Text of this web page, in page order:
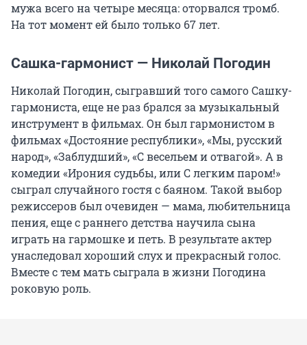
мужа всего на четыре месяца: оторвался тромб.
На тот момент ей было только 67 лет.
Сашка-гармонист — Николай Погодин
Николай Погодин, сыгравший того самого Сашку-
гармониста, еще не раз брался за музыкальный
инструмент в фильмах. Он был гармонистом в
фильмах «Достояние республики», «Мы, русский
народ», «Заблудший», «С весельем и отвагой». А в
комедии «Ирония судьбы, или С легким паром!»
сыграл случайного гостя с баяном. Такой выбор
режиссеров был очевиден — мама, любительница
пения, еще с раннего детства научила сына
играть на гармошке и петь. В результате актер
унаследовал хороший слух и прекрасный голос.
Вместе с тем мать сыграла в жизни Погодина
роковую роль.